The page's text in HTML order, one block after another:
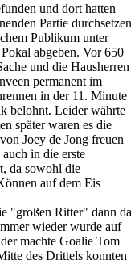
und dort hatten
Partie durchsetzen
Publikum unter
abgeben. Vor 650
und die Hausherren
permanent im
in der 11. Minute
belohnt. Leider währte
später waren es die
Joey de Jong freuen
in die erste
da sowohl die
auf dem Eis
"großen Ritter" dann da
wieder wurde auf
machte Goalie Tom
des Drittels konnten